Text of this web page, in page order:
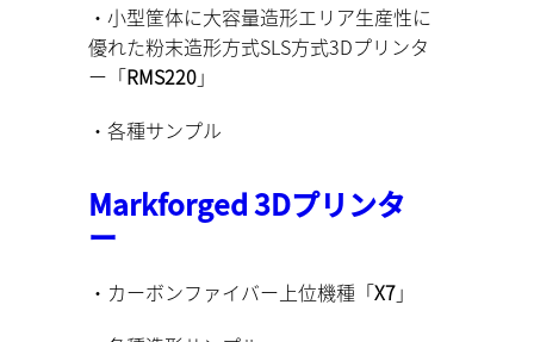
・小型筐体に大容量造形エリア生産性に
優れた粉末造形方式SLS方式3Dプリンタ
ー「RMS220」
・各種サンプル
Markforged 3Dプリンタ
ー
・カーボンファイバー上位機種「X7」